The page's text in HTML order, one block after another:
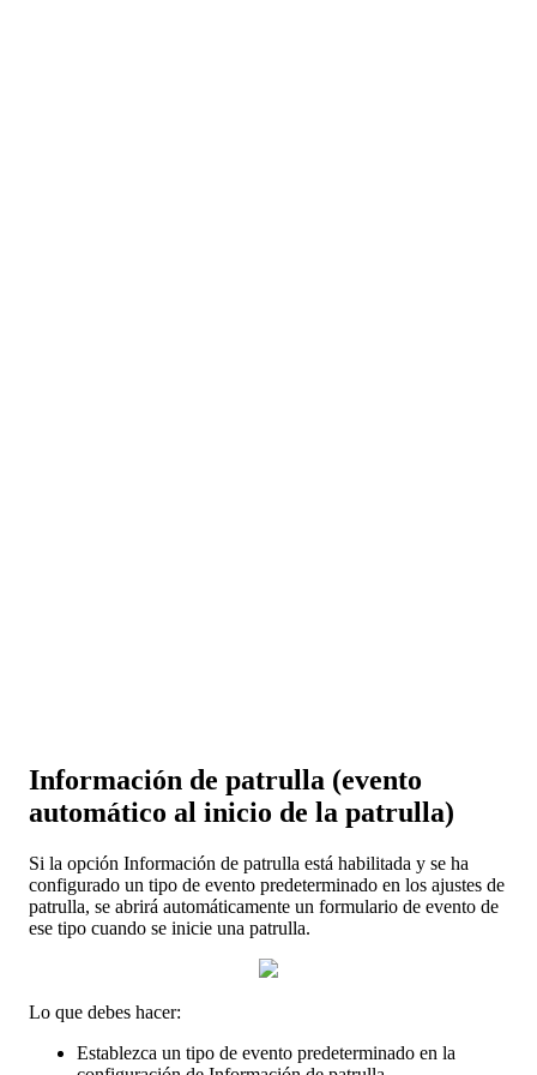
Información de patrulla (evento
automático al inicio de la patrulla)
Si la opción Información de patrulla está habilitada y se ha
configurado un tipo de evento predeterminado en los ajustes de
patrulla, se abrirá automáticamente un formulario de evento de
ese tipo cuando se inicie una patrulla.
Lo que debes hacer:
Establezca un tipo de evento predeterminado en la